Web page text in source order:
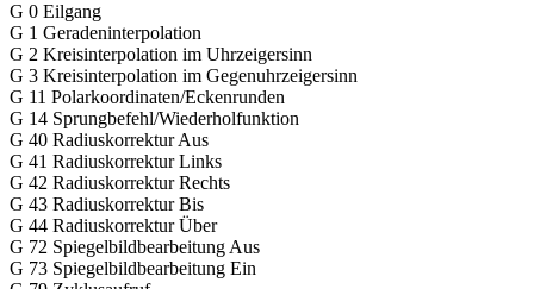
G 0 Eilgang
G 1 Geradeninterpolation
G 2 Kreisinterpolation im Uhrzeigersinn
G 3 Kreisinterpolation im Gegenuhrzeigersinn
G 11 Polarkoordinaten/Eckenrunden
G 14 Sprungbefehl/Wiederholfunktion
G 40 Radiuskorrektur Aus
G 41 Radiuskorrektur Links
G 42 Radiuskorrektur Rechts
G 43 Radiuskorrektur Bis
G 44 Radiuskorrektur Über
G 72 Spiegelbildbearbeitung Aus
G 73 Spiegelbildbearbeitung Ein